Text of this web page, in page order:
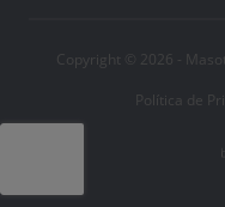
Copyright © 2026 -
Política de